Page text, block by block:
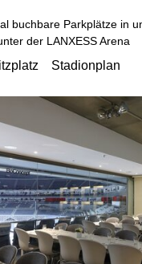
buchbare Parkplätze in
der LANXESS Arena
Stadionplan